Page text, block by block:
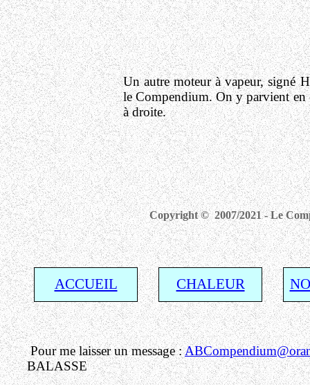
Un autre moteur à vapeur, signé
le Compendium. On y parvient en
à droite.
Copyright © 2007/2021 - Le
ACCUEIL CHALEUR
Pour me laisser un message :
BALASSE